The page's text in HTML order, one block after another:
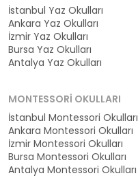
İstanbul Yaz Okulları
Ankara Yaz Okulları
İzmir Yaz Okulları
Bursa Yaz Okulları
Antalya Yaz Okulları
MONTESSORI OKULLARI
İstanbul Montessori Okulları
Ankara Montessori Okulları
İzmir Montessori Okulları
Bursa Montessori Okulları
Antalya Montessori Okulları